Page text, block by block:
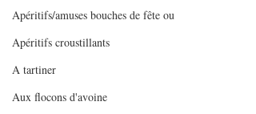
Apéritifs/amuses bouches de fête ou
Apéritifs croustillants
A tartiner
Aux flocons d'avoine